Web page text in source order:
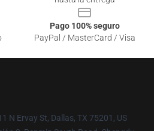
Pago 100% seguro
PayPal / MasterCard / Visa
N Ervay St, Dallas, TX 75201, US